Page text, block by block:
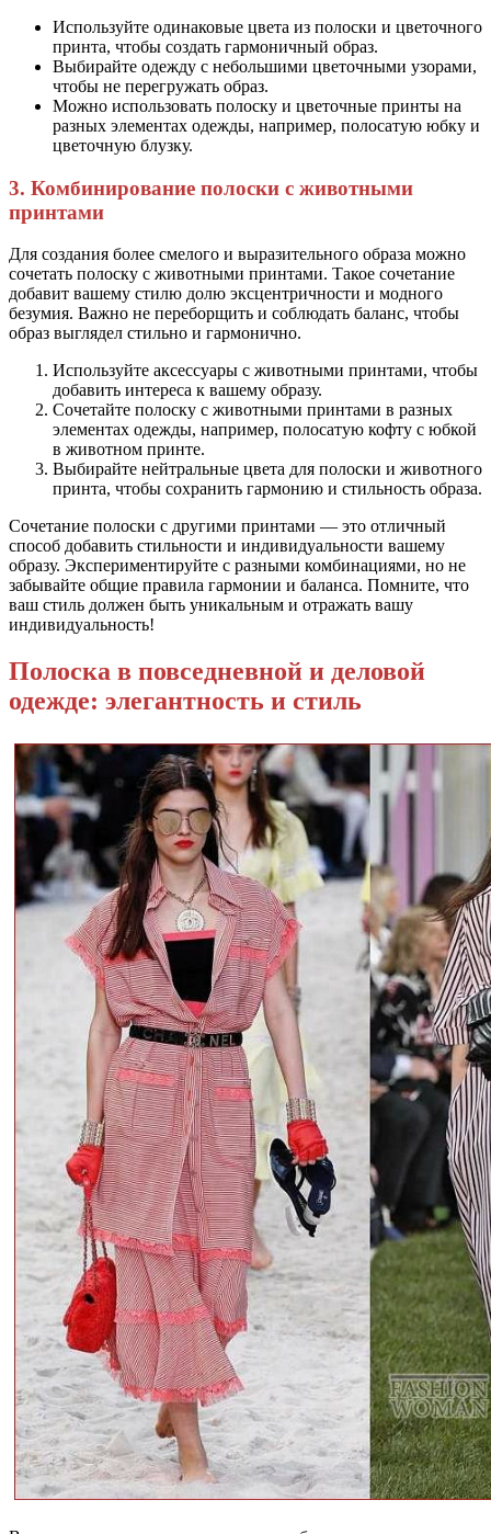
Используйте одинаковые цвета из полоски и цветочного
принта, чтобы создать гармоничный образ.
Выбирайте одежду с небольшими цветочными узорами,
чтобы не перегружать образ.
Можно использовать полоску и цветочные принты на
разных элементах одежды, например, полосатую юбку и
цветочную блузку.
3. Комбинирование полоски с животными
принтами
Для создания более смелого и выразительного образа можно
сочетать полоску с животными принтами. Такое сочетание
добавит вашему стилю долю эксцентричности и модного
безумия. Важно не переборщить и соблюдать баланс, чтобы
образ выглядел стильно и гармонично.
Используйте аксессуары с животными принтами, чтобы
добавить интереса к вашему образу.
Сочетайте полоску с животными принтами в разных
элементах одежды, например, полосатую кофту с юбкой
в животном принте.
Выбирайте нейтральные цвета для полоски и животного
принта, чтобы сохранить гармонию и стильность образа.
Сочетание полоски с другими принтами — это отличный
способ добавить стильности и индивидуальности вашему
образу. Экспериментируйте с разными комбинациями, но не
забывайте общие правила гармонии и баланса. Помните, что
ваш стиль должен быть уникальным и отражать вашу
индивидуальность!
Полоска в повседневной и деловой
одежде: элегантность и стиль